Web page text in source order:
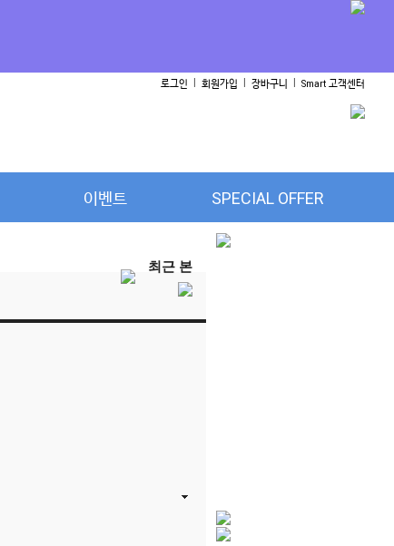
최근 본
로그인 회원가입 장바구니 Smart 고객센터
이벤트 SPECIAL OFFER